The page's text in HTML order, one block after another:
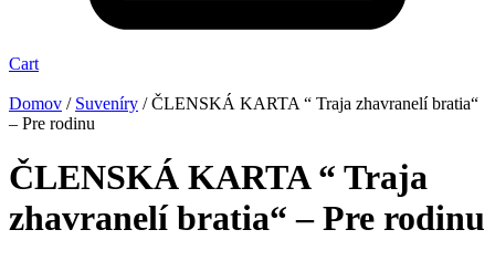
Cart
Domov / Suveníry / ČLENSKÁ KARTA “ Traja zhavranelí bratia“
– Pre rodinu
ČLENSKÁ KARTA “ Traja
zhavranelí bratia“ – Pre rodinu